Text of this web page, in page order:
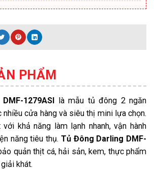
PHẨM
1279ASI
là mẫu tủ đông 2 ngăn
cửa hàng và siêu thị mini lựa chọn.
khả năng làm lạnh nhanh, vận hành
năng tiêu thụ. Tủ Đông Darling DMF-
quản thịt cá, hải sản, kem, thực phẩm
khát.